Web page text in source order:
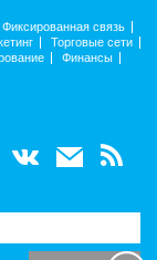
Фиксированная связь
Торговые сети
Финансы